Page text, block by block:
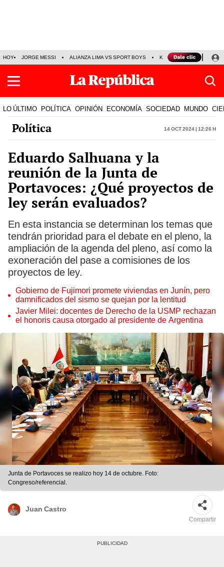
HOY JORGE MESSI ALIANZA LIMA VS SPORT BOYS KENJI FUJIMORI
LO ÚLTIMO POLÍTICA OPINIÓN ECONOMÍA SOCIEDAD MUNDO
Política 14 Oct 2024 | 12:26 h
Eduardo Salhuana y la
reunión de la Junta de
Portavoces: ¿Qué proyectos de
ley serán evaluados?
En esta instancia se determinan los temas que
tendrán prioridad para el debate en el pleno, la
ampliación de la agenda del pleno, así como la
exoneración del pase a comisiones de los
proyectos de ley.
Gobierno de Fujimori promete viviendas en Junín, pero
damnificados del sismo se quejan por la lentitud
Javier Milei: docentes de Derecho de la USMP rechazan
el honoris causa otorgado al presidente de Argentina
Junta de Portavoces se realizo hoy 14 de octubre. Foto:
Congreso/referencial.
Juan Castro
Compartir